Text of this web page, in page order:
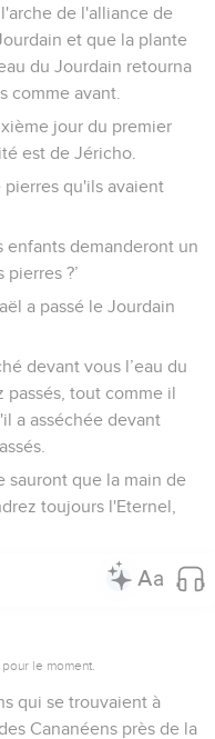
de l'alliance de
et que la plante
du Jourdain retourna
comme avant.
jour du premier
est de Jéricho.
pierres qu'ils avaient
enfants demanderont un
?’
a passé le Jourdain
devant vous l’eau du
passés, tout comme il
a asséchée devant
sauront que la main de
toujours l'Eternel,
le moment.
qui se trouvaient à
Cananéens près de la